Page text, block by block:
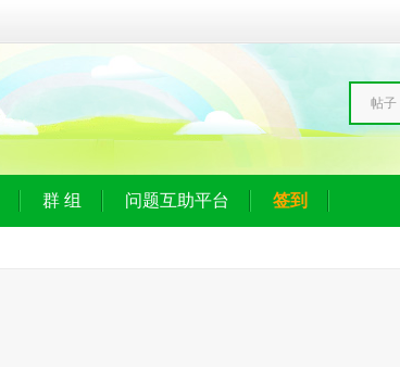
帖子
群 组 问题互助平台 签到